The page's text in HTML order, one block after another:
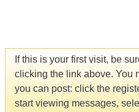
If this is your first visit, be
clicking the link above. You
you can post: click the
start viewing messages,